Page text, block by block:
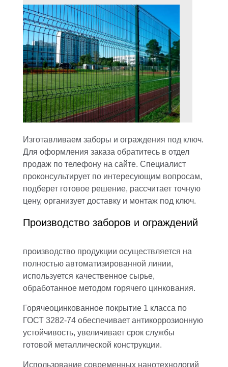
Изготавливаем заборы и ограждения под ключ.
Для оформления заказа обратитесь в отдел
продаж по телефону на сайте. Специалист
проконсультирует по интересующим вопросам,
подберет готовое решение, рассчитает точную
цену, организует доставку и монтаж под ключ.
Производство заборов и ограждений
производство продукции осуществляется на
полностью автоматизированной линии,
используется качественное сырье,
обработанное методом горячего цинкования.
Горячеоцинкованное покрытие 1 класса по
ГОСТ 3282-74 обеспечивает антикоррозионную
устойчивость, увеличивает срок службы
готовой металлической конструкции.
Использование современных нанотехнологий